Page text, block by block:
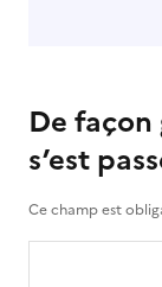
De façon
s’est
Ce champ est